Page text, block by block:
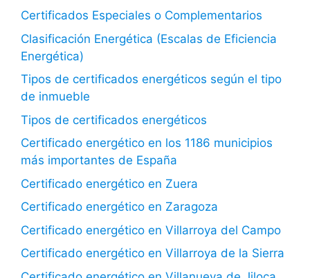
Certificados Especiales o Complementarios
Clasificación Energética (Escalas de Eficiencia
Energética)
Tipos de certificados energéticos según el tipo
de inmueble
Tipos de certificados energéticos
Certificado energético en los 1186 municipios
más importantes de España
Certificado energético en Zuera
Certificado energético en Zaragoza
Certificado energético en Villarroya del Campo
Certificado energético en Villarroya de la Sierra